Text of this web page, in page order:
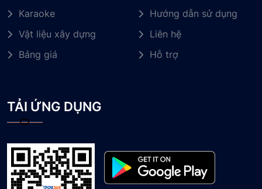
Karaoke
Vật liệu xây dựng
Bảng giá
Hướng dẫn sử dụng
Liên hệ
Hỗ trợ
TẢI ỨNG DỤNG